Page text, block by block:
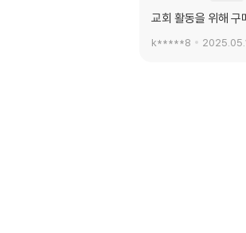
교회 활동을 위해 구
k*****8